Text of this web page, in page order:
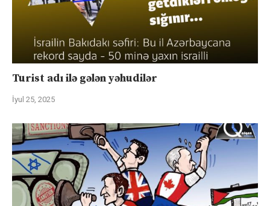
Turist adı ilə gələn yəhudilər
İyul 25, 2025